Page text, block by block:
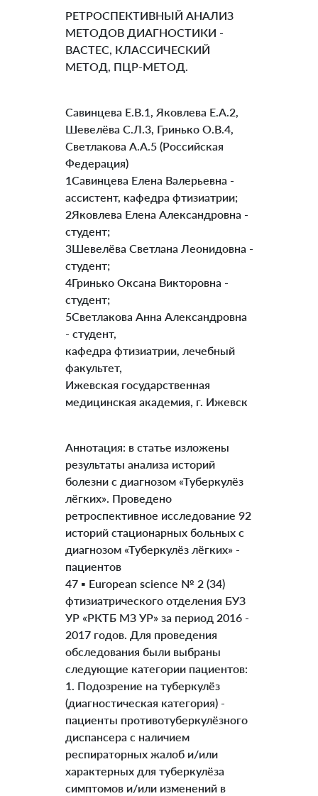
РЕТРОСПЕКТИВНЫЙ АНАЛИЗ
МЕТОДОВ ДИАГНОСТИКИ -
BACTEC, КЛАССИЧЕСКИЙ
МЕТОД, ПЦР-МЕТОД.
Савинцева Е.В.1, Яковлева Е.А.2,
Шевелёва С.Л.3, Гринько О.В.4,
Светлакова А.А.5 (Российская
Федерация)
1Савинцева Елена Валерьевна -
ассистент, кафедра фтизиатрии;
2Яковлева Елена Александровна -
студент;
3Шевелёва Светлана Леонидовна -
студент;
4Гринько Оксана Викторовна -
студент;
5Светлакова Анна Александровна
- студент,
кафедра фтизиатрии, лечебный
факультет,
Ижевская государственная
медицинская академия, г. Ижевск
Аннотация: в статье изложены
результаты анализа историй
болезни с диагнозом «Туберкулёз
лёгких». Проведено
ретроспективное исследование 92
историй стационарных больных с
диагнозом «Туберкулёз лёгких» -
пациентов
47 ▪ European science № 2 (34)
фтизиатрического отделения БУЗ
УР «РКТБ МЗ УР» за период 2016 -
2017 годов. Для проведения
обследования были выбраны
следующие категории пациентов:
1. Подозрение на туберкулёз
(диагностическая категория) -
пациенты противотуберкулёзного
диспансера с наличием
респираторных жалоб и/или
характерных для туберкулёза
симптомов и/или изменений в